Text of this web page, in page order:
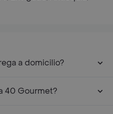
a domicilio?
40 Gourmet?